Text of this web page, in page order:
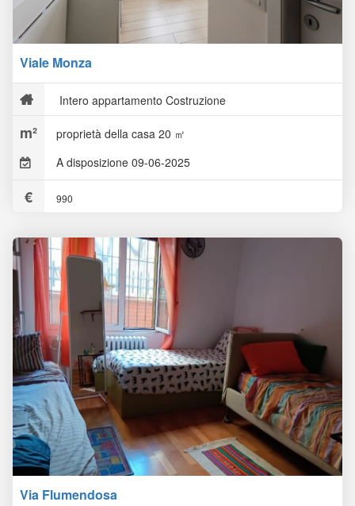
Viale Monza
Intero appartamento Costruzione
proprietà della casa 20 ㎡
A disposizione 09-06-2025
990
Via Flumendosa